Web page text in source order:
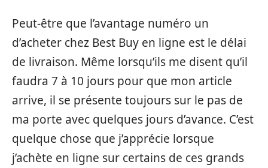
Peut-être que l’avantage numéro un
d’acheter chez Best Buy en ligne est le délai
de livraison. Même lorsqu’ils me disent qu’il
faudra 7 à 10 jours pour que mon article
arrive, il se présente toujours sur le pas de
ma porte avec quelques jours d’avance. C’est
quelque chose que j’apprécie lorsque
j’achète en ligne sur certains de ces grands